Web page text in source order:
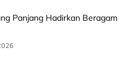
Panjang Hadirkan Beragam